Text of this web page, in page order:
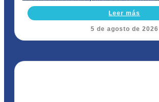
Leer más
5 de agosto de 2026